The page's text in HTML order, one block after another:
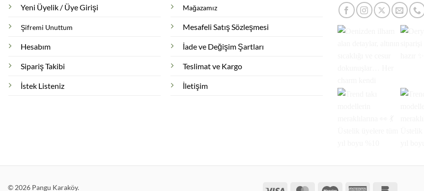
Yeni Üyelik / Üye Girişi
Şifremi Unuttum
Hesabım
Sipariş Takibi
İstek Listeniz
Mağazamız
Mesafeli Satış Sözleşmesi
İade ve Değişim Şartları
Teslimat ve Kargo
İletişim
© 2026 Pangu Karaköy. Visa MasterCardMaestroAmerican